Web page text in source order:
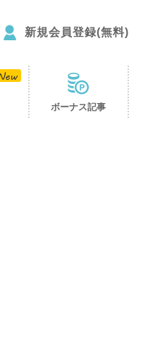
新規会員登録(無料)
ボーナス記事